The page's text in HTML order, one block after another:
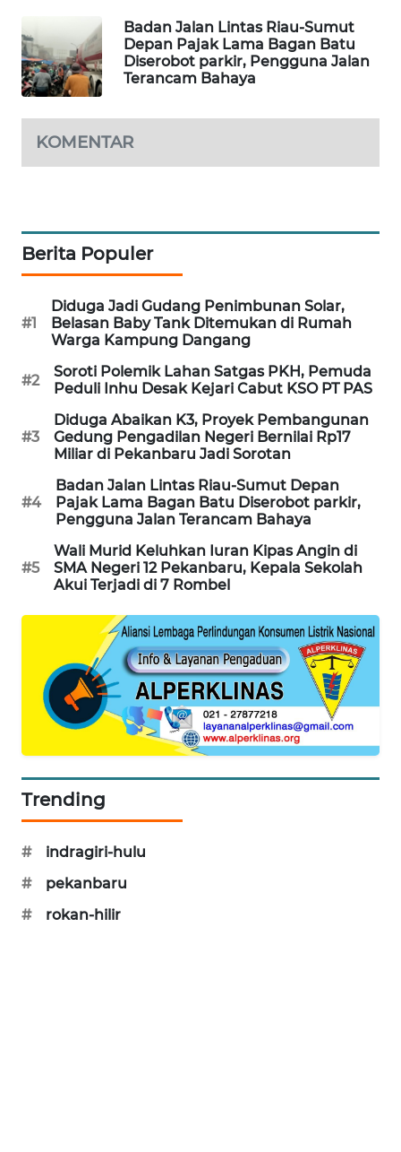
Badan Jalan Lintas Riau-Sumut
Depan Pajak Lama Bagan Batu
Diserobot parkir, Pengguna Jalan
Terancam Bahaya
KOMENTAR
Berita Populer
#1
Diduga Jadi Gudang Penimbunan Solar,
Belasan Baby Tank Ditemukan di Rumah
Warga Kampung Dangang
#2
Soroti Polemik Lahan Satgas PKH, Pemuda
Peduli Inhu Desak Kejari Cabut KSO PT PAS
#3
Diduga Abaikan K3, Proyek Pembangunan
Gedung Pengadilan Negeri Bernilai Rp17
Miliar di Pekanbaru Jadi Sorotan
#4
Badan Jalan Lintas Riau-Sumut Depan
Pajak Lama Bagan Batu Diserobot parkir,
Pengguna Jalan Terancam Bahaya
#5
Wali Murid Keluhkan Iuran Kipas Angin di
SMA Negeri 12 Pekanbaru, Kepala Sekolah
Akui Terjadi di 7 Rombel
Trending
#
indragiri-hulu
#
pekanbaru
#
rokan-hilir
KOPEKLIN
PORTAL
FORWAMKI
FORJASIDA
NEWS
SITUNGIR
NEWS
SIDIKALANG
NEWS
SIBARAGAS
NEWS
METRO
SIANTAR
MEDAN
NEWS
METRO
KRT
KARING